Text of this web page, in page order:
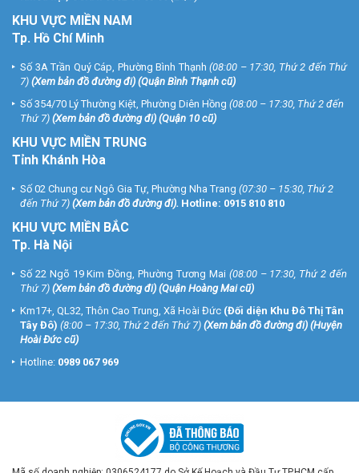
KHU VỰC MIỀN NAM
Tp. Hồ Chí Minh
Số 3A Trần Quý Cáp, Phường Bình Thạnh (08:00 – 17:30, Thứ 2 đến Thứ
7) (Xem bản đồ đường đi) (Quận Bình Thạnh cũ)
Số 354/70 Lý Thường Kiệt, Phường Diên Hồng (08:00 – 17:30, Thứ 2 đến
Thứ 7) (Xem bản đồ đường đi) (Quận 10 cũ)
KHU VỰC MIỀN TRUNG
Tỉnh Khánh Hòa
Số 02 Chung cư Ngô Gia Tự, Phường Nha Trang (07:30 – 15:30, Thứ 2
đến Thứ 7) (Xem bản đồ đường đi). Hotline: 0915 810 810
KHU VỰC MIỀN BẮC
Tp. Hà Nội
Số 22 Ngõ 19 Kim Đồng, Phường Tương Mai (08:00 – 17:30, Thứ 2 đến
Thứ 7) (Xem bản đồ đường đi) (Quận Hoàng Mai cũ)
Km17+, QL32, Thôn Cao Trung, Xã Hoài Đức (Đối diện Khu Đô Thị Tân
Tây Đô) (8:00 – 17:30, Thứ 2 đến Thứ 7) (Xem bản đồ đường đi) (Huyện
Hoài Đức cũ)
Hotline: 0989 067 969